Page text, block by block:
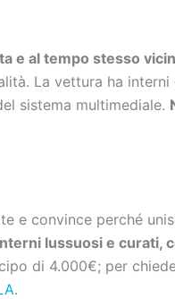
e al tempo stesso
La vettura ha
sistema multimediale.
e convince perché
lussuosi e curati,
di 4.000€; per
.